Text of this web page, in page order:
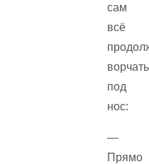
сам
всё
ворчать
под
нос:
—
Прямо